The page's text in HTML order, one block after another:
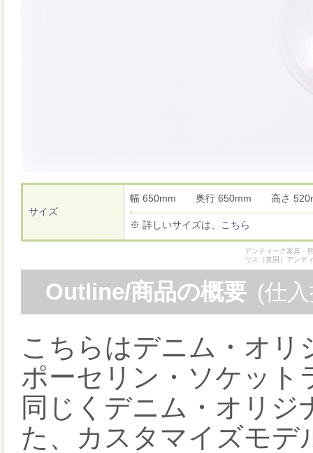
サイズ
幅 650mm 奥行 650mm 高さ
※ 詳しいサイズは、 こちら
アンティーク家具・
リス（英国）アンテ
Outline/商品の概要 (仕
こちらはデニム・オ
ポーセリン・ソケット
同じくデニム・オリ
た、カスタマイズモデ